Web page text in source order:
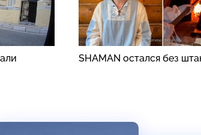
SHAMAN остался без